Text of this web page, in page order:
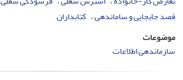
قصد جابجایی و ساماندهی کتابداران
موضوعات
سازماندهی اطلاعات